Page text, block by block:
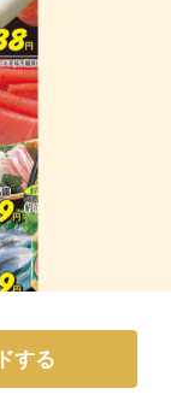
する